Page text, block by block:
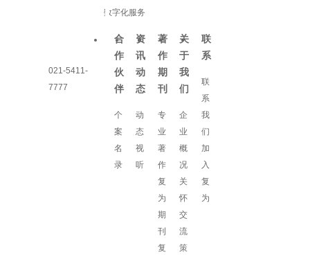
021-5411-
7777
数字化服务
合
作
伙
伴
个
案
名
录
资
讯
动
态
动
态
视
听
著
作
期
刊
专
业
著
作
复
为
期
刊
复
关
于
我
们
企
业
概
况
关
怀
交
流
策
联
系
联
系
我
们
加
入
复
为